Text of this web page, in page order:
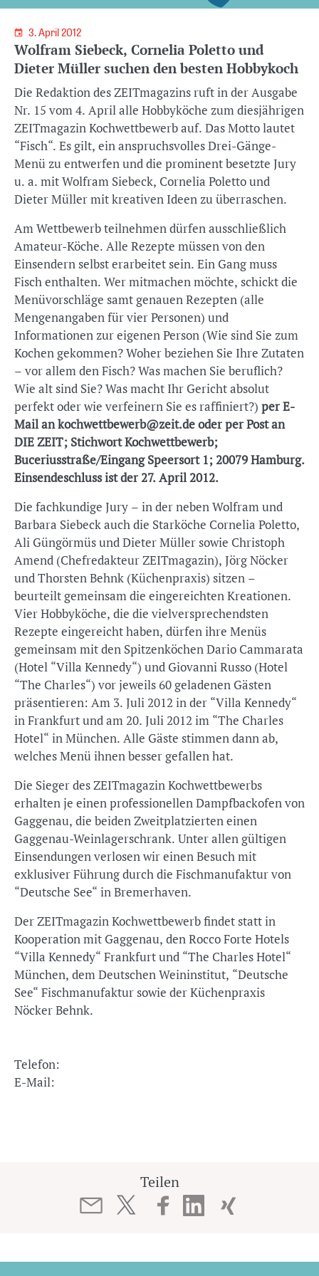
3. April 2012
Wolfram Siebeck, Cornelia Poletto und
Dieter Müller suchen den besten Hobbykoch
Die Redaktion des ZEITmagazins ruft in der Ausgabe
Nr. 15 vom 4. April alle Hobbyköche zum diesjährigen
ZEITmagazin Kochwettbewerb auf. Das Motto lautet
“Fisch“. Es gilt, ein anspruchsvolles Drei-Gänge-
Menü zu entwerfen und die prominent besetzte Jury
u. a. mit Wolfram Siebeck, Cornelia Poletto und
Dieter Müller mit kreativen Ideen zu überraschen.
Am Wettbewerb teilnehmen dürfen ausschließlich
Amateur-Köche. Alle Rezepte müssen von den
Einsendern selbst erarbeitet sein. Ein Gang muss
Fisch enthalten. Wer mitmachen möchte, schickt die
Menüvorschläge samt genauen Rezepten (alle
Mengenangaben für vier Personen) und
Informationen zur eigenen Person (Wie sind Sie zum
Kochen gekommen? Woher beziehen Sie Ihre Zutaten
– vor allem den Fisch? Was machen Sie beruflich?
Wie alt sind Sie? Was macht Ihr Gericht absolut
perfekt oder wie verfeinern Sie es raffiniert?) per E-
Mail an kochwettbewerb@zeit.de oder per Post an
DIE ZEIT; Stichwort Kochwettbewerb;
Buceriusstraße/Eingang Speersort 1; 20079 Hamburg.
Einsendeschluss ist der 27. April 2012.
Die fachkundige Jury – in der neben Wolfram und
Barbara Siebeck auch die Starköche Cornelia Poletto,
Ali Güngörmüs und Dieter Müller sowie Christoph
Amend (Chefredakteur ZEITmagazin), Jörg Nöcker
und Thorsten Behnk (Küchenpraxis) sitzen –
beurteilt gemeinsam die eingereichten Kreationen.
Vier Hobbyköche, die die vielversprechendsten
Rezepte eingereicht haben, dürfen ihre Menüs
gemeinsam mit den Spitzenköchen Dario Cammarata
(Hotel “Villa Kennedy“) und Giovanni Russo (Hotel
“The Charles“) vor jeweils 60 geladenen Gästen
präsentieren: Am 3. Juli 2012 in der “Villa Kennedy“
in Frankfurt und am 20. Juli 2012 im “The Charles
Hotel“ in München. Alle Gäste stimmen dann ab,
welches Menü ihnen besser gefallen hat.
Die Sieger des ZEITmagazin Kochwettbewerbs
erhalten je einen professionellen Dampfbackofen von
Gaggenau, die beiden Zweitplatzierten einen
Gaggenau-Weinlagerschrank. Unter allen gültigen
Einsendungen verlosen wir einen Besuch mit
exklusiver Führung durch die Fischmanufaktur von
“Deutsche See“ in Bremerhaven.
Der ZEITmagazin Kochwettbewerb findet statt in
Kooperation mit Gaggenau, den Rocco Forte Hotels
“Villa Kennedy“ Frankfurt und “The Charles Hotel“
München, dem Deutschen Weininstitut, “Deutsche
See“ Fischmanufaktur sowie der Küchenpraxis
Nöcker Behnk.
Telefon:
E-Mail:
Teilen